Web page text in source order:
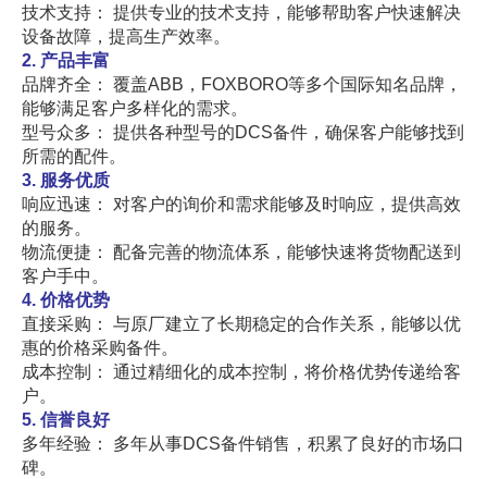
技术支持： 提供专业的技术支持，能够帮助客户快速解决
设备故障，提高生产效率。
2. 产品丰富
品牌齐全： 覆盖ABB，FOXBORO等多个国际知名品牌，
能够满足客户多样化的需求。
型号众多： 提供各种型号的DCS备件，确保客户能够找到
所需的配件。
3. 服务优质
响应迅速： 对客户的询价和需求能够及时响应，提供高效
的服务。
物流便捷： 配备完善的物流体系，能够快速将货物配送到
客户手中。
4. 价格优势
直接采购： 与原厂建立了长期稳定的合作关系，能够以优
惠的价格采购备件。
成本控制： 通过精细化的成本控制，将价格优势传递给客
户。
5. 信誉良好
多年经验： 多年从事DCS备件销售，积累了良好的市场口
碑。